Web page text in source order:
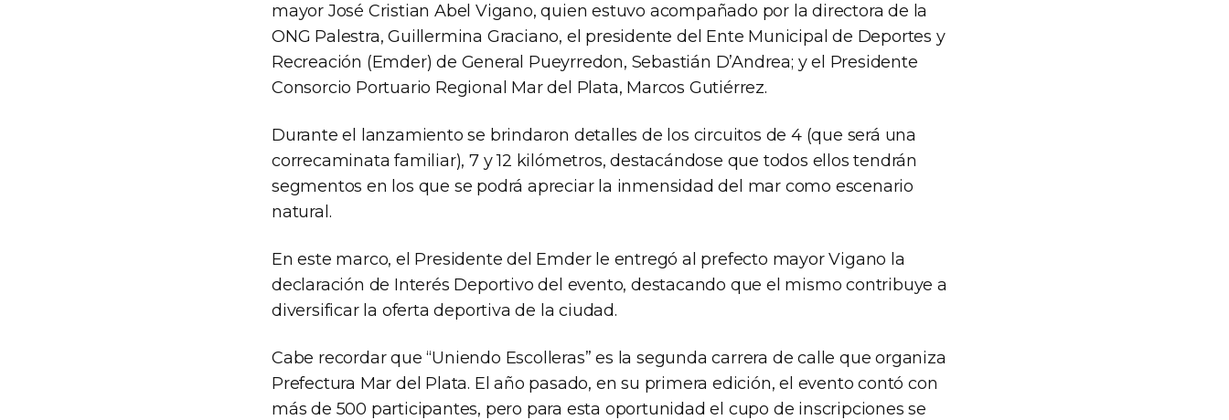
mayor José Cristian Abel Vigano, quien estuvo acompañado por la directora de la
ONG Palestra, Guillermina Graciano, el presidente del Ente Municipal de Deportes y
Recreación (Emder) de General Pueyrredon, Sebastián D’Andrea; y el Presidente
Consorcio Portuario Regional Mar del Plata, Marcos Gutiérrez.
Durante el lanzamiento se brindaron detalles de los circuitos de 4 (que será una
correcaminata familiar), 7 y 12 kilómetros, destacándose que todos ellos tendrán
segmentos en los que se podrá apreciar la inmensidad del mar como escenario
natural.
En este marco, el Presidente del Emder le entregó al prefecto mayor Vigano la
declaración de Interés Deportivo del evento, destacando que el mismo contribuye a
diversificar la oferta deportiva de la ciudad.
Cabe recordar que “Uniendo Escolleras” es la segunda carrera de calle que organiza
Prefectura Mar del Plata. El año pasado, en su primera edición, el evento contó con
más de 500 participantes, pero para esta oportunidad el cupo de inscripciones se